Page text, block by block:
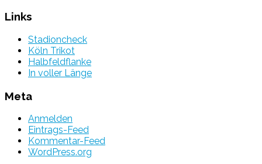
Links
Stadioncheck
Köln Trikot
Halbfeldflanke
In voller Länge
Meta
Anmelden
Eintrags-Feed
Kommentar-Feed
WordPress.org